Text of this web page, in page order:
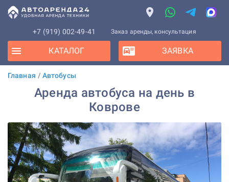
+7 (919) 002-49-41 Заказ аренды, консультация
КАТАЛОГ ЗАЯВКА
Главная / Автобусы
Аренда автобуса на день в
Коврове